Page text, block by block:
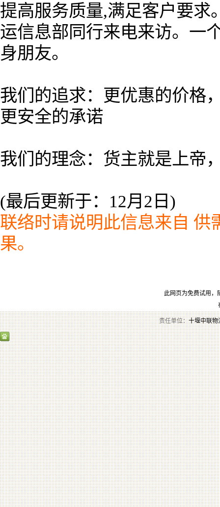
提高服务质量,满足客户要求
运信息部同行来电来访。一
身朋友。
我们的追求：更优惠的价格
更安全的承诺
我们的理念：货主就是上帝
(最后更新于：12月2日)
联络时请说明此信息来自 供
果。
此网页为免费试用，
责任单位：十堰中联物